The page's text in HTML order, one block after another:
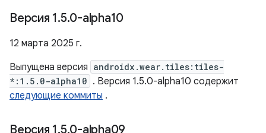
Версия 1.5.0-alpha10
12 марта 2025 г.
Выпущена версия androidx.wear.tiles:tiles-
*:1.5.0-alpha10 . Версия 1.5.0-alpha10 содержит
следующие коммиты .
Версия 1.5.0-alpha09